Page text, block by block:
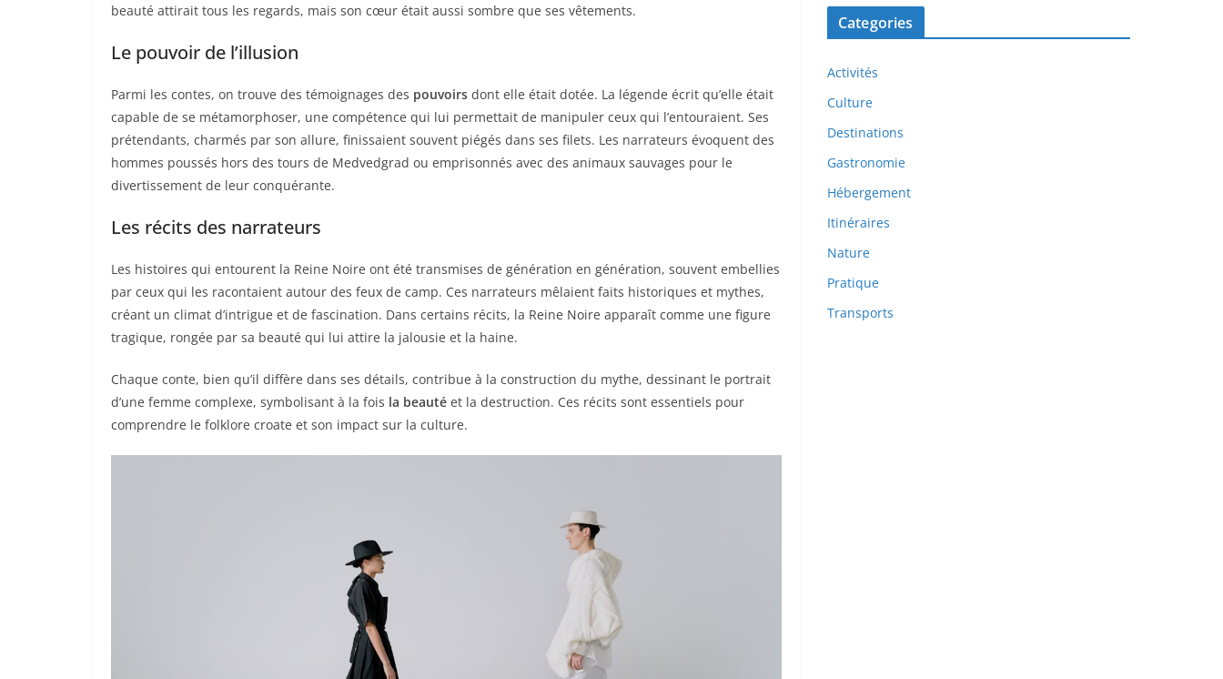
beauté attirait tous les regards, mais son cœur était aussi sombre que ses vêtements.
Le pouvoir de l’illusion
Parmi les contes, on trouve des témoignages des pouvoirs dont elle était dotée. La légende écrit qu’elle était
capable de se métamorphoser, une compétence qui lui permettait de manipuler ceux qui l’entouraient. Ses
prétendants, charmés par son allure, finissaient souvent piégés dans ses filets. Les narrateurs évoquent des
hommes poussés hors des tours de Medvedgrad ou emprisonnés avec des animaux sauvages pour le
divertissement de leur conquérante.
Les récits des narrateurs
Les histoires qui entourent la Reine Noire ont été transmises de génération en génération, souvent embellies
par ceux qui les racontaient autour des feux de camp. Ces narrateurs mêlaient faits historiques et mythes,
créant un climat d’intrigue et de fascination. Dans certains récits, la Reine Noire apparaît comme une figure
tragique, rongée par sa beauté qui lui attire la jalousie et la haine.
Chaque conte, bien qu’il diffère dans ses détails, contribue à la construction du mythe, dessinant le portrait
d’une femme complexe, symbolisant à la fois la beauté et la destruction. Ces récits sont essentiels pour
comprendre le folklore croate et son impact sur la culture.
Categories
Activités
Culture
Destinations
Gastronomie
Hébergement
Itinéraires
Nature
Pratique
Transports